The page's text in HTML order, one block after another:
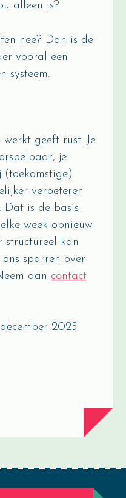
alleen is?
nee? Dan is de
vooral een
systeem.
geeft rust. Je
je
(toekomstige)
verbeteren
Dat is de basis
week opnieuw
structureel kan
sparren over
dan contact
2025